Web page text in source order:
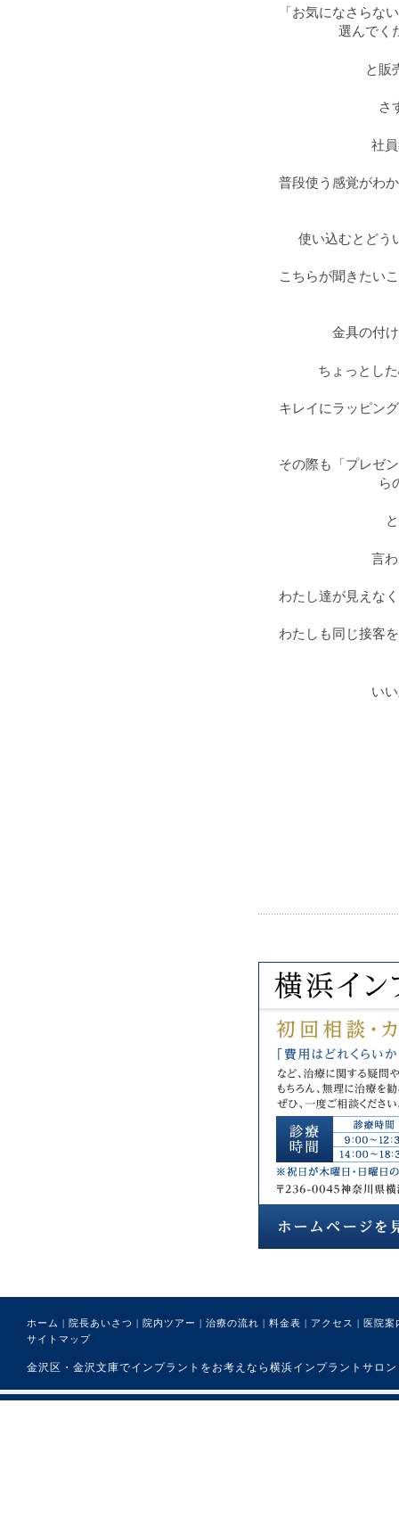
「お気になさらな
選んでく
と販
さ
社
普段使う感覚がわ
使い込むとどう
こちらが聞きたい
金具の付
ちょっとし
キレイにラッピン
その際も「プレゼ
ら
言
わたし達が見えな
わたしも同じ接客
い
ホーム | 院長あいさつ | 院内ツアー | 治療の流れ | 料金表 | アクセス | 医院案
サイトマップ
金沢区・金沢文庫でインプラントをお考えなら横浜インプラントサ